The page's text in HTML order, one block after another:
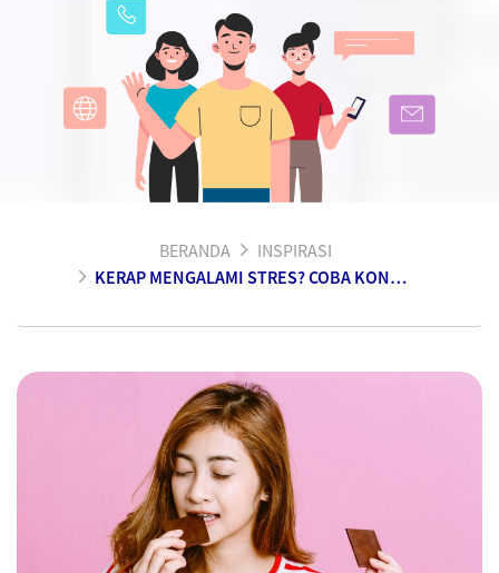
BERANDA
INSPIRASI
KERAP MENGALAMI STRES? COBA KONSUMSI 5 MAKANAN PEREDA STRES INI